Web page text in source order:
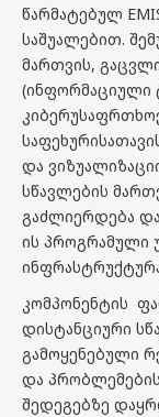
წარმატებულ
საშუალებით.
მართვის,
(ინფორმაციული
და
სწავლების
გაძლიერდება
ის პროგრამული
კომპონენტის
დისტანციური
გამოყენებული
და
შედეგებზე